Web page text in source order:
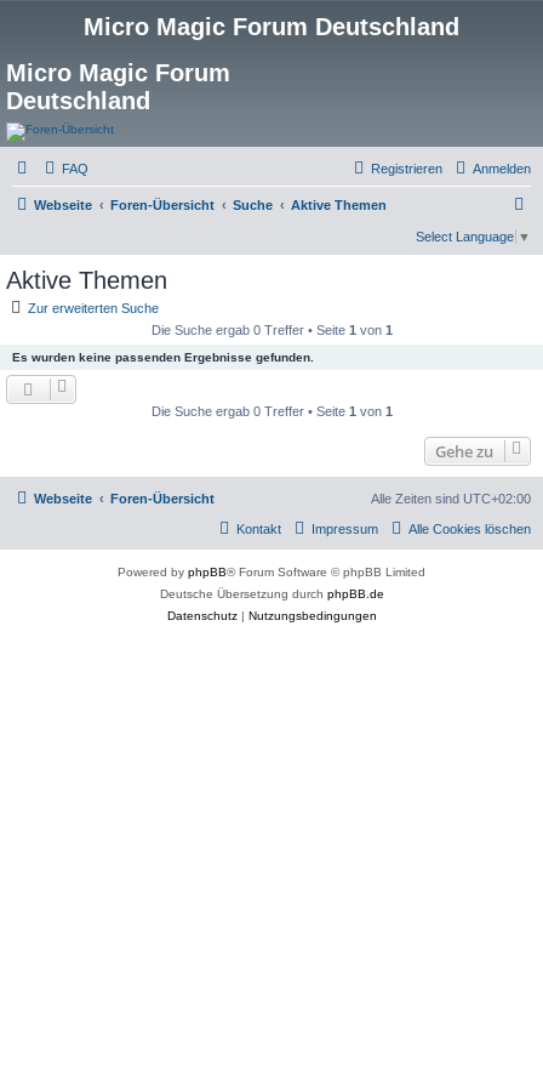
Micro Magic Forum Deutschland
Micro Magic Forum
Deutschland
FAQ Anmelden
Registrieren
Webseite Foren-Übersicht Suche Aktive Themen
Select Language ▼
Aktive Themen
Zur erweiterten Suche
Die Suche ergab 0 Treffer • Seite 1 von 1
Es wurden keine passenden Ergebnisse gefunden.
Die Suche ergab 0 Treffer • Seite 1 von 1
Gehe zu
Webseite Foren-Übersicht Alle Zeiten sind UTC+02:00
Alle Cookies löschen
Impressum
Kontakt
Powered by phpBB® Forum Software © phpBB Limited
Deutsche Übersetzung durch phpBB.de
Datenschutz| Nutzungsbedingungen